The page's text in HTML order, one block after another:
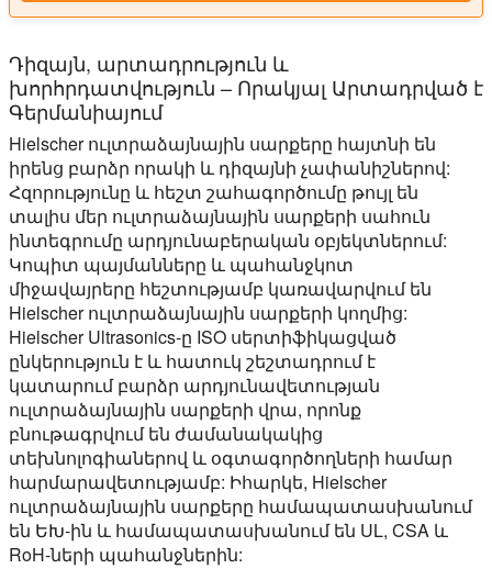
Դիզայն, արտադրություն և
խորհրդատվություն – Որակյալ Արտադրված է
Գերմանիայում
Hielscher ուլտրաձայնային սարքերը հայտնի են
իրենց բարձր որակի և դիզայնի չափանիշներով:
Հզորությունը և հեշտ շահագործումը թույլ են
տալիս մեր ուլտրաձայնային սարքերի սահուն
ինտեգրումը արդյունաբերական օբյեկտներում:
Կոպիտ պայմանները և պահանջկոտ
միջավայրերը հեշտությամբ կառավարվում են
Hielscher ուլտրաձայնային սարքերի կողմից:
Hielscher Ultrasonics-ը ISO սերտիֆիկացված
ընկերություն է և հատուկ շեշտադրում է
կատարում բարձր արդյունավետության
ուլտրաձայնային սարքերի վրա, որոնք
բնութագրվում են ժամանակակից
տեխնոլոգիաներով և օգտագործողների համար
հարմարավետությամբ: Իհարկե, Hielscher
ուլտրաձայնային սարքերը համապատասխանում
են ԵԽ-ին և համապատասխանում են UL, CSA և
RoH-ների պահանջներին: